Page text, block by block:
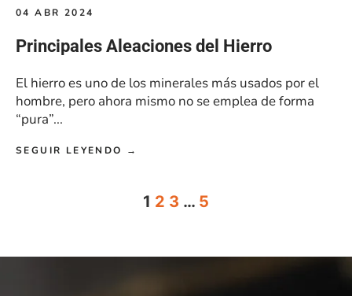
04 ABR 2024
Principales Aleaciones del Hierro
El hierro es uno de los minerales más usados por el
hombre, pero ahora mismo no se emplea de forma
“pura”...
SEGUIR LEYENDO →
1 2 3 … 5